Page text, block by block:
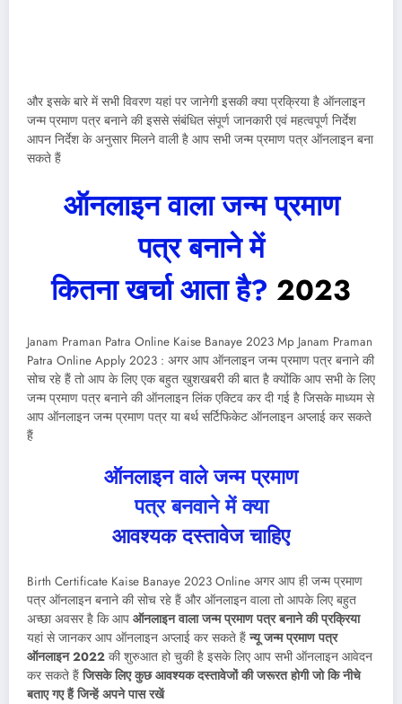
और इसके बारे में सभी विवरण यहां पर जानेगी इसकी क्या प्रक्रिया है ऑनलाइन
जन्म प्रमाण पत्र बनाने की इससे संबंधित संपूर्ण जानकारी एवं महत्वपूर्ण निर्देश
आपन निर्देश के अनुसार मिलने वाली है आप सभी जन्म प्रमाण पत्र ऑनलाइन बना
सकते हैं
ऑनलाइन वाला जन्म प्रमाण
पत्र बनाने में
कितना खर्चा आता है? 2023
Janam Praman Patra Online Kaise Banaye 2023 Mp Janam Praman
Patra Online Apply 2023 : अगर आप ऑनलाइन जन्म प्रमाण पत्र बनाने की
सोच रहे हैं तो आप के लिए एक बहुत खुशखबरी की बात है क्योंकि आप सभी के लिए
जन्म प्रमाण पत्र बनाने की ऑनलाइन लिंक एक्टिव कर दी गई है जिसके माध्यम से
आप ऑनलाइन जन्म प्रमाण पत्र या बर्थ सर्टिफिकेट ऑनलाइन अप्लाई कर सकते
हैं
ऑनलाइन वाले जन्म प्रमाण
पत्र बनवाने में क्या
आवश्यक दस्तावेज चाहिए
Birth Certificate Kaise Banaye 2023 Online अगर आप ही जन्म प्रमाण
पत्र ऑनलाइन बनाने की सोच रहे हैं और ऑनलाइन वाला तो आपके लिए बहुत
अच्छा अवसर है कि आप ऑनलाइन वाला जन्म प्रमाण पत्र बनाने की प्रक्रिया
यहां से जानकर आप ऑनलाइन अप्लाई कर सकते हैंन्यू जन्म प्रमाण पत्र
ऑनलाइन 2022 की शुरुआत हो चुकी है इसके लिए आप सभी ऑनलाइन आवेदन
कर सकते हैंजिसके लिए कुछ आवश्यक दस्तावेजों की जरूरत होगी जो कि नीचे
बताए गए हैं जिन्हें अपने पास रखें